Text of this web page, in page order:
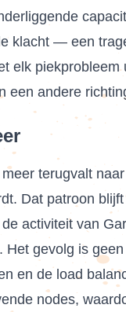
klacht — een
elk
een andere
terugvalt
Dat patroon
activiteit van
gevolg is
en de load
nodes,